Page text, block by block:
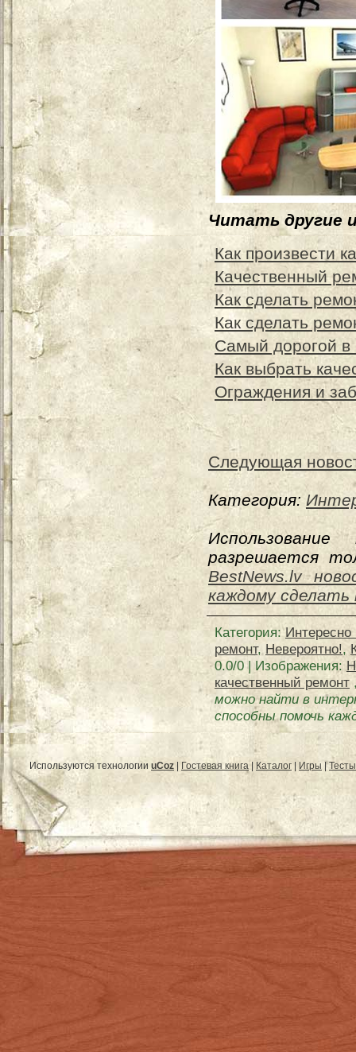
Читать другие
Как произвести
Качественный
Как сделать
Как сделать
Самый дорогой
Как выбрать
Ограждения и
Следующая
Категория:
разрешается
BestNews.lv
каждому
Категория:Интересно
ремонт, Невероятно!,
0.0/0 | Изображения:
качественный ремонт
можно найти в
способны помочь
Используются технологии uCoz Гостевая книга| Каталог Игры |Тесты